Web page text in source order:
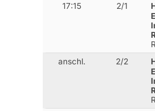
17:15 2/1
anschl. 2/2